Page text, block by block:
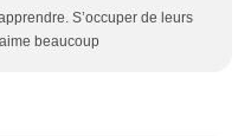
S’occuper de leurs
beaucoup